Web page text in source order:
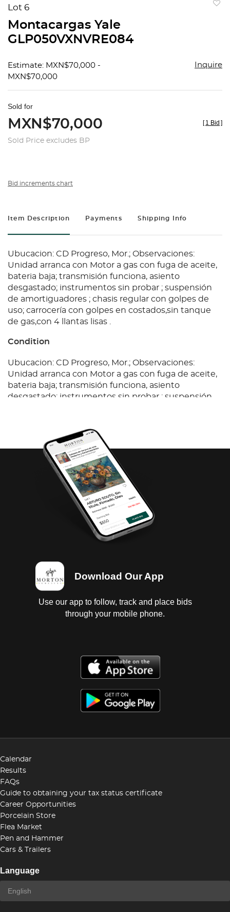
Lot 6
Montacargas Yale
GLP050VXNVRE084
Estimate: MXN$70,000 -
MXN$70,000
Inquire
Sold for
MXN$70,000
Sold Price excludes BP
[ 1 Bid ]
Bid increments chart
Item Description Payments Shipping Info
Ubucacion: CD Progreso, Mor.; Observaciones:
Unidad arranca con Motor a gas con fuga de aceite,
bateria baja; transmisión funciona, asiento
desgastado; instrumentos sin probar ; suspensión
de amortiguadores ; chasis regular con golpes de
uso; carrocería con golpes en costados,sin tanque
de gas,con 4 llantas lisas .
Condition
Ubucacion: CD Progreso, Mor.; Observaciones:
Unidad arranca con Motor a gas con fuga de aceite,
bateria baja; transmisión funciona, asiento
desgastado; instrumentos sin probar ; suspensión
de gas,con 4 llantas lisas .
Download Our App
Use our app to follow, track and place bids
through your mobile phone.
Calendar
Results
FAQs
Guide to obtaining your tax status certificate
Career Opportunities
Porcelain Store
Flea Market
Pen and Hammer
Cars & Trailers
Language